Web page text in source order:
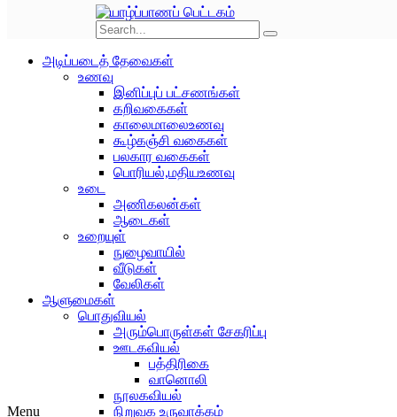
அடிப்படைத் தேவைகள்
உணவு
இனிப்புப் பட்சணங்கள்
கறிவகைகள்
காலைமாலைஉணவு
கூழ்கஞ்சி வகைகள்
பலகார வகைகள்
பொரியல்,மதியஉணவு
உடை
அணிகலன்கள்
ஆடைகள்
உறையுள்
நுழைவாயில்
வீடுகள்
வேலிகள்
ஆளுமைகள்
பொதுவியல்
அரும்பொருள்கள் சேகரிப்பு
ஊடகவியல்
பத்திரிகை
வானொலி
நூலகவியல்
நிறுவக உருவாக்கம்
Menu